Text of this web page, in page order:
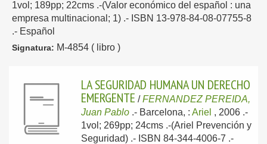
1vol; 189pp; 22cms .-(Valor económico del español : una
empresa multinacional; 1) .- ISBN 13-978-84-08-07755-8
.- Español
Signatura: M-4854 ( libro )
LA SEGURIDAD HUMANA UN DERECHO
EMERGENTE /FERNANDEZ PEREIDA,
Juan Pablo .- Barcelona, : Ariel , 2006 .-
1vol; 269pp; 24cms .-(Ariel Prevención y
Seguridad) .- ISBN 84-344-4006-7 .-